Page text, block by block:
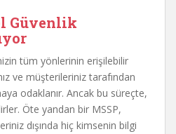
Güvenlik
tüm yönlerinin erişilebilir
ve müşterileriniz tarafından
odaklanır. Ancak bu süreçte,
Öte yandan bir MSSP,
dışında hiç kimsenin bilgi